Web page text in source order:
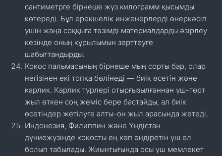
сантиметрге бірнеше жүз килограмм қысымды
көтереді. Бұл ерекшелік инженерлерді өнеркәсіп
үшін жаңа соққыға төзімді материалдарды әзірлеу
кезінде оның құрылымын зерттеуге
шабыттандырды.
Кокос пальмасының бірнеше мың сорты бар, олар
негізінен екі топқа бөлінеді — биік өсетін және
карлик. Карлик түрлері отырғызылғаннан үш-төрт
жыл өткен соң жеміс бере бастайды, ал биік
өсетіндер жетілуге алты-он жыл арасында жетеді.
Индонезия, Филиппин және Үндістан
дүниежүзінде кокосты ең көп өндіретін үш ел
болып табылады. Жиынтығында осы үш мемлекет